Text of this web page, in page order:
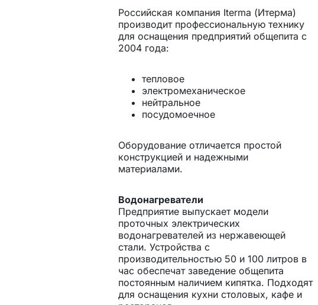
Российская компания Iterma (Итерма)
производит профессиональную технику
для оснащения предприятий общепита с
2004 года:
тепловое
электромеханическое
нейтральное
посудомоечное
Оборудование отличается простой
конструкцией и надежными
материалами.
Водонагреватели
Предприятие выпускает модели
проточных электрических
водонагревателей из нержавеющей
стали. Устройства с
производительностью 50 и 100 литров в
час обеспечат заведение общепита
постоянным наличием кипятка. Подходят
для оснащения кухни столовых, кафе и